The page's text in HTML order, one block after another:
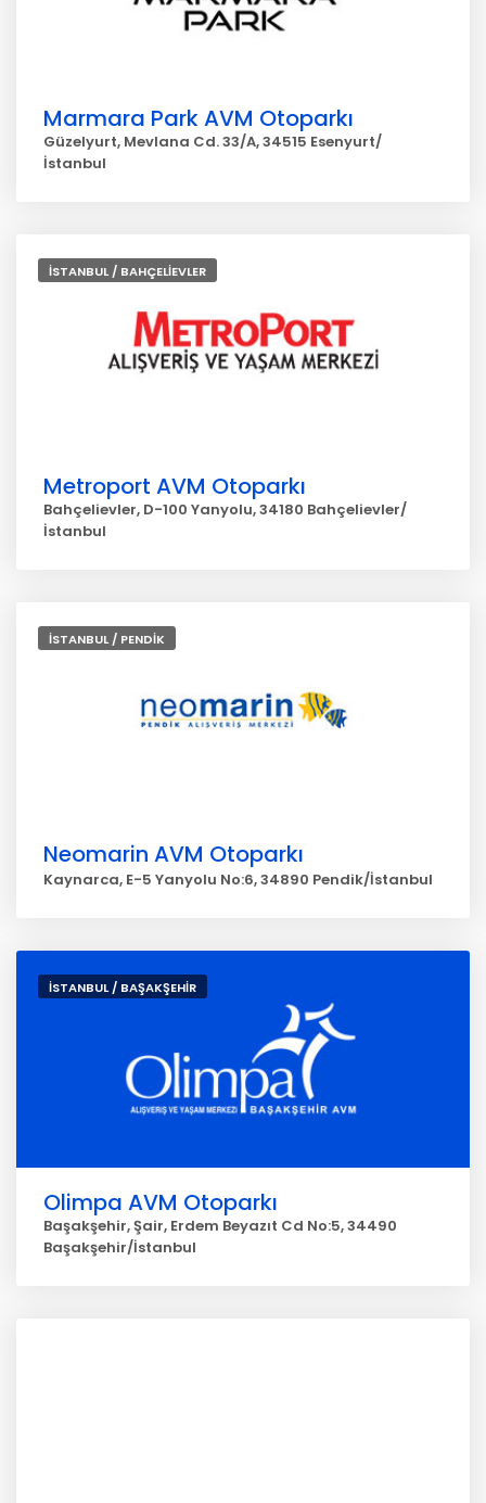
Marmara Park AVM Otoparkı
Güzelyurt, Mevlana Cd. 33/A, 34515 Esenyurt/
İstanbul
İSTANBUL / BAHÇELİEVLER
Metroport AVM Otoparkı
Bahçelievler, D-100 Yanyolu, 34180 Bahçelievler/
İstanbul
İSTANBUL / PENDİK
Neomarin AVM Otoparkı
Kaynarca, E-5 Yanyolu No:6, 34890 Pendik/İstanbul
İSTANBUL / BAŞAKŞEHİR
Olimpa AVM Otoparkı
Başakşehir, Şair, Erdem Beyazıt Cd No:5, 34490
Başakşehir/İstanbul